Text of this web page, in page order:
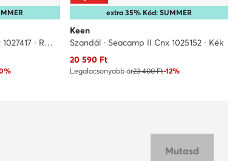
Szandál · Seacamp II Cnx 1027417 · Rózsaszín
extra 35% Kód: SUMMER
Keen
Szandál · Seacamp II Cnx 1025152 · Kék
Aktuális ár
20 590Ft
Legalacsonyabb ár23 400 Ft-12%
Mutasd